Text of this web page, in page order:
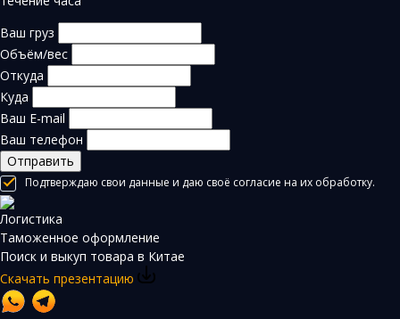
Ваш груз
Объём/вес
Откуда
Куда
Ваш E-mail
Ваш телефон
Отправить
Подтверждаю свои данные и даю своё согласие на их обработку.
Логистика
Таможенное оформление
Поиск и выкуп товара в Китае
Скачать презентацию